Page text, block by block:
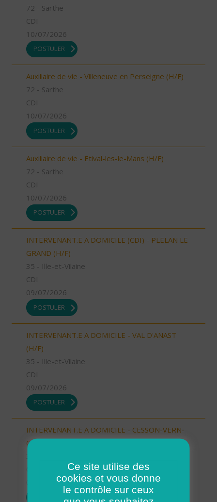
72 - Sarthe
CDI
10/07/2026
POSTULER
Auxiliaire de vie - Villeneuve en Perseigne (H/F)
72 - Sarthe
CDI
10/07/2026
POSTULER
Auxiliaire de vie - Etival-les-le-Mans (H/F)
72 - Sarthe
CDI
10/07/2026
POSTULER
INTERVENANT.E A DOMICILE (CDI) - PLELAN LE
GRAND (H/F)
35 - Ille-et-Vilaine
CDI
09/07/2026
POSTULER
INTERVENANT.E A DOMICILE - VAL D'ANAST
(H/F)
35 - Ille-et-Vilaine
CDI
09/07/2026
POSTULER
INTERVENANT.E A DOMICILE - CESSON-VERN-
CHANTEPIE (H/F)
09/07/2026
Ce site utilise des
cookies et vous donne
le contrôle sur ceux